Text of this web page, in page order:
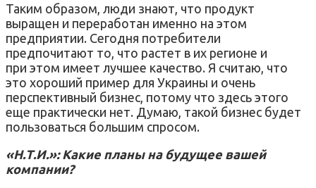
Таким образом, люди знают, что продукт
выращен и переработан именно на этом
предприятии. Сегодня потребители
предпочитают то, что растет в их регионе и
при этом имеет лучшее качество. Я считаю, что
это хороший пример для Украины и очень
перспективный бизнес, потому что здесь этого
еще практически нет. Думаю, такой бизнес будет
пользоваться большим спросом.
«Н.Т.И.»: Какие планы на будущее вашей
компании?